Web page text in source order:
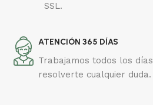
SSL.
ATENCIÓN 365 DÍAS
Trabajamos todos los
resolverte cualquier duda.